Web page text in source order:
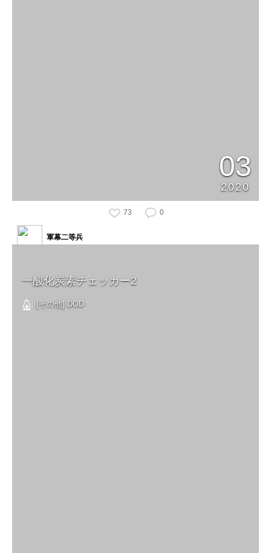
03
2020
73 0
一酸化炭素チェッカー2
[その他] DOD
軍幕二等兵